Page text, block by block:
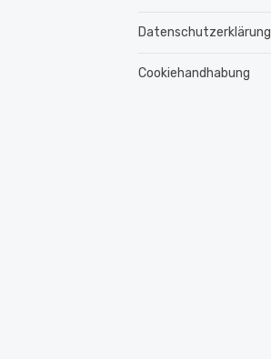
Datenschutzerklärung
Cookiehandhabung